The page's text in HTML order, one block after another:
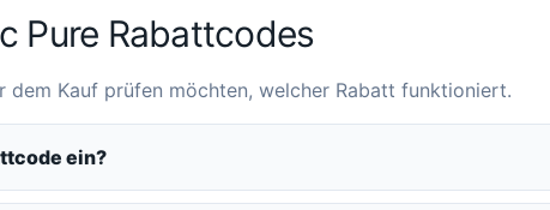
Pure Rabattcodes
Kauf prüfen möchten, welcher Rabatt funktioniert.
ein?